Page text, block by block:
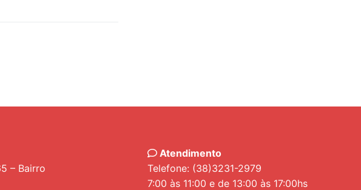
– Bairro
Atendimento
Telefone: (38)3231-2979
7:00 às 11:00 e de 13:00 às 17:00hs